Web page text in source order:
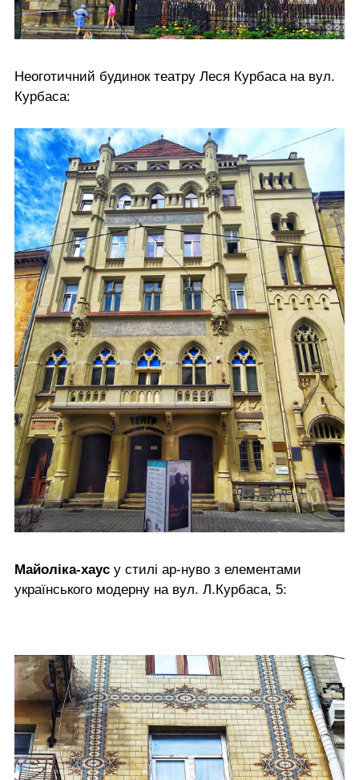
Неоготичний будинок театру Леся Курбаса на вул.
Курбаса:
Майоліка-хаус у стилі ар-нуво з елементами
українського модерну на вул. Л.Курбаса, 5: